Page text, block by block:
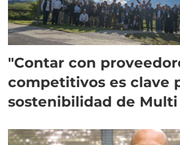
"Contar con
competitivos es clave
sostenibilidad de Multi